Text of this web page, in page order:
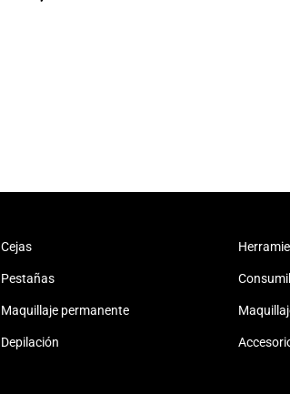
Cejas
Pestañas
Maquillaje permanente
Depilación